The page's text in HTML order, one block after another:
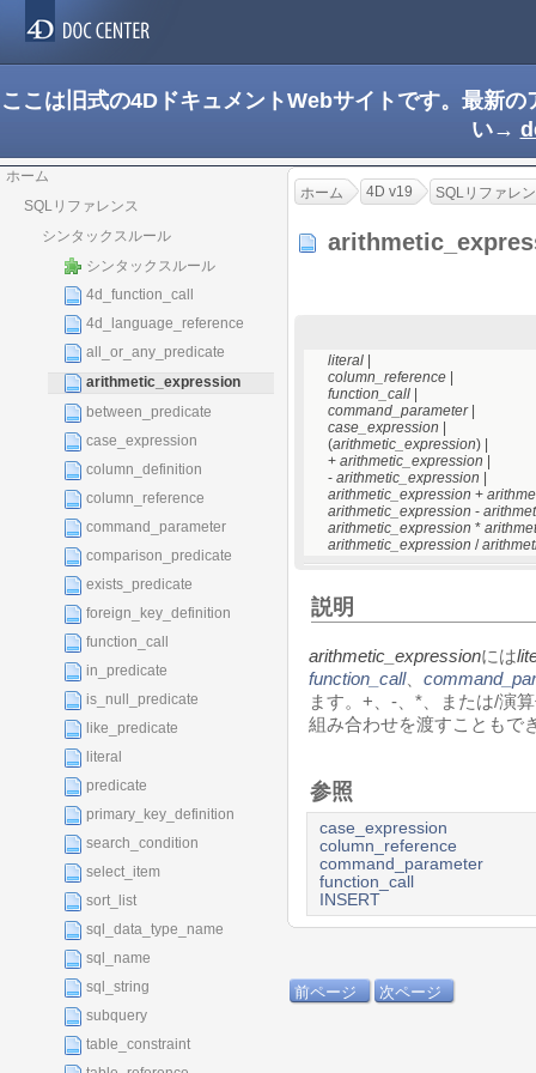
ここは旧式の4DドキュメントWebサイトです。最新
い→
ホーム
SQLリファレンス
シンタックスルール
シンタックスルール
4d_function_call
4d_language_reference
all_or_any_predicate
arithmetic_expression
between_predicate
case_expression
column_definition
column_reference
command_parameter
comparison_predicate
exists_predicate
foreign_key_definition
function_call
in_predicate
is_null_predicate
like_predicate
literal
predicate
primary_key_definition
search_condition
select_item
sort_list
sql_data_type_name
sql_name
sql_string
subquery
table_constraint
ホーム 4D v19 SQLリファレ
literal
column_reference
function_call
command_parameter
case_expression
(arithmetic_expression) |
+ arithmetic_expression
- arithmetic_expression
arithmetic_expression +
arithmetic_expression -
arithmetic_expression *
arithmetic_expression /
説明
arithmetic_expressionには
function_call、
ます。+、-、*、または/演
組み合わせを渡すこともで
参照
case_expression
column_reference
command_parameter
function_call
INSERT
前ページ 次ページ